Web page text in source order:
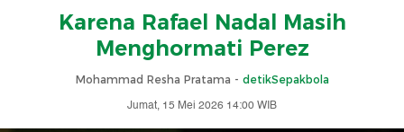
Karena Rafael Nadal Masih
Menghormati Perez
Mohammad Resha Pratama - detikSepakbola
Jumat, 15 Mei 2026 14:00 WIB